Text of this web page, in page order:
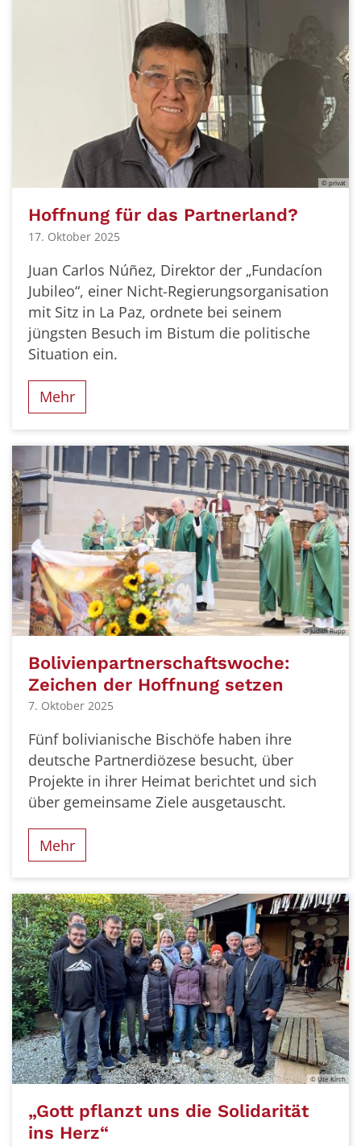
© privat
Hoffnung für das Partnerland?
17. Oktober 2025
Juan Carlos Núñez, Direktor der „Fundacíon
Jubileo“, einer Nicht-Regierungsorganisation
mit Sitz in La Paz, ordnete bei seinem
jüngsten Besuch im Bistum die politische
Situation ein.
Mehr
© Judith Rupp
Bolivienpartnerschaftswoche:
Zeichen der Hoffnung setzen
7. Oktober 2025
Fünf bolivianische Bischöfe haben ihre
deutsche Partnerdiözese besucht, über
Projekte in ihrer Heimat berichtet und sich
über gemeinsame Ziele ausgetauscht.
Mehr
© Ute Kirch
„Gott pflanzt uns die Solidarität
ins Herz“